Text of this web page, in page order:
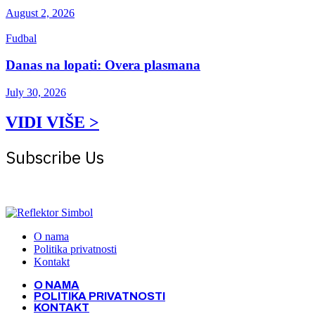
August 2, 2026
Fudbal
Danas na lopati: Overa plasmana
July 30, 2026
VIDI VIŠE >
Subscribe Us
O nama
Politika privatnosti
Kontakt
O NAMA
POLITIKA PRIVATNOSTI
KONTAKT